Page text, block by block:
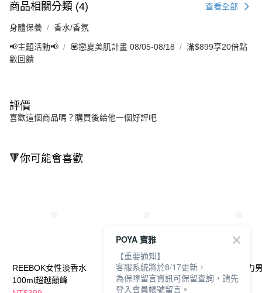
商品相關分類 (4) 查看全部
身體保養 香水/香氛
📢主題活動📢 💟戀夏美肌計畫 08/05-08/18
滿$899享20倍點
數回饋
評價
喜歡這個商品嗎？購買後給他一個好評吧
🔻你可能會喜歡
REEBOK女性淡香水
100ml超越顛峰
愛迪達超越沁涼男性淡
香水50ml
愛迪達超越活力
香水50ml
POYA 寶雅
【重要通知】
客服系統將於8/17更新，
為保障留言資訊可保留查詢，請先
登入會員帳號留言。